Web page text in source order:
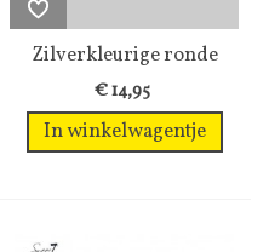
Zilverkleurige ronde
oorhangers...
€ 14,95
In winkelwagentje